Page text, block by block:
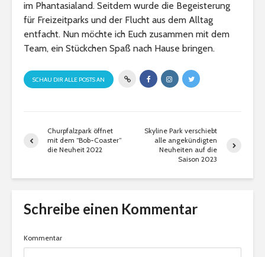
im Phantasialand. Seitdem wurde die Begeisterung
für Freizeitparks und der Flucht aus dem Alltag
entfacht. Nun möchte ich Euch zusammen mit dem
Team, ein Stückchen Spaß nach Hause bringen.
SCHAU DIR ALLE POSTS AN
Churpfalzpark öffnet
mit dem “Bob-Coaster”
die Neuheit 2022
Skyline Park verschiebt
alle angekündigten
Neuheiten auf die
Saison 2023
Schreibe einen Kommentar
Kommentar